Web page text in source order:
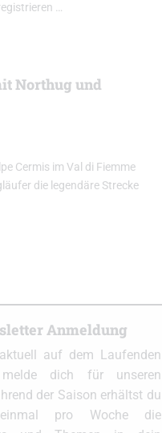
…
Northug und
Cermis im Val di Fiemme
die legendäre Strecke
Anmeldung
auf dem Laufenden
dich für unseren
der Saison erhältst du
pro Woche die